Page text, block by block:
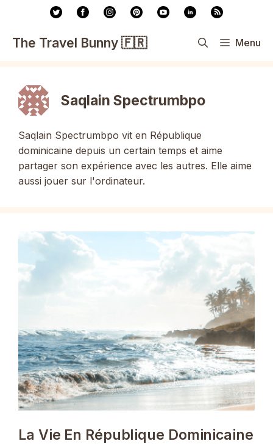
contenu
The Travel Bunny 🇫🇷 Menu
Saqlain Spectrumbpo
Saqlain Spectrumbpo vit en République
dominicaine depuis un certain temps et aime
partager son expérience avec les autres. Elle aime
aussi jouer sur l'ordinateur.
La Vie En République Dominicaine